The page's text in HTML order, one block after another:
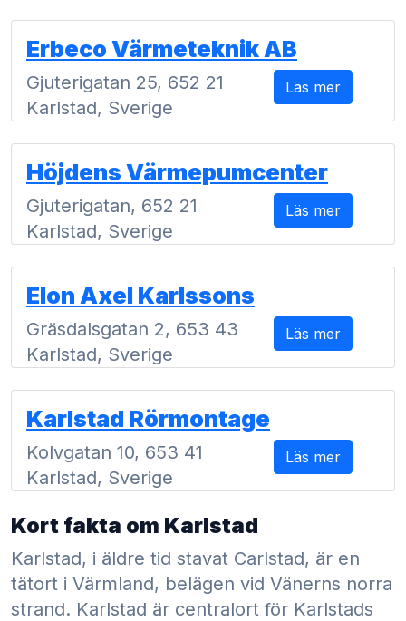
Erbeco Värmeteknik AB
Gjuterigatan 25, 652 21
Karlstad, Sverige
Läs mer
Höjdens Värmepumcenter
Gjuterigatan, 652 21
Karlstad, Sverige
Läs mer
Elon Axel Karlssons
Gräsdalsgatan 2, 653 43
Karlstad, Sverige
Läs mer
Karlstad Rörmontage
Kolvgatan 10, 653 41
Karlstad, Sverige
Läs mer
Kort fakta om Karlstad
Karlstad, i äldre tid stavat Carlstad, är en
tätort i Värmland, belägen vid Vänerns norra
strand. Karlstad är centralort för Karlstads